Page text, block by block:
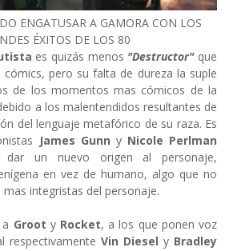
ENGATUSAR A GAMORA CON LOS
ÉXITOS DE LOS 80
es quizás menos "Destructor" que
pero su falta de dureza la suple
de los momentos mas cómicos de la
a los malentendidos resultantes de
del lenguaje metafórico de su raza. Es
James Gunn y Nicole Perlman
un nuevo origen al personaje,
en vez de humano, algo que no
integristas del personaje.
Groot y Rocket, a los que ponen voz
respectivamente Vin Diesel y Bradley